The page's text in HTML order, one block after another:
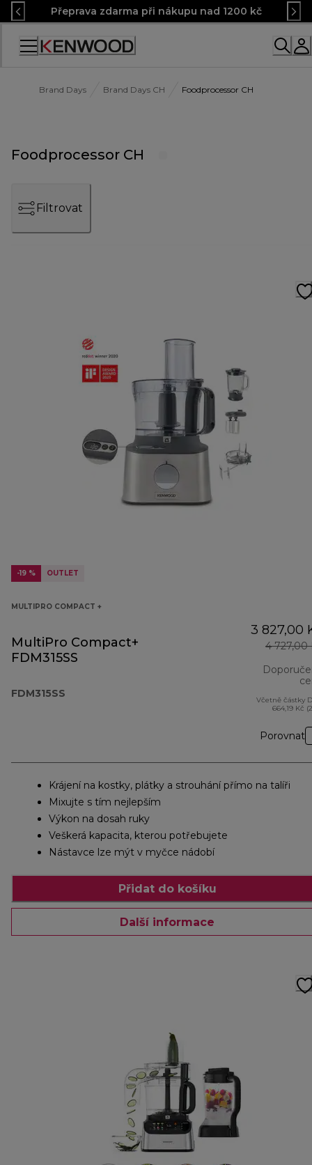
Skip
to
Content
Přeprava zdarma při nákupu nad 1200 kč
Accessibility
Brand Days Brand Days CH Foodprocessor CH
Foodprocessor CH
Filtrovat
-19 % OUTLET
MULTIPRO COMPACT +
MultiPro Compact+
FDM315SS
FDM315SS
3 827,00
4 727,00
Včetně částky
664,19 Kč
Porovnat
Krájení na kostky, plátky a strouhání přímo na talíři
Mixujte s tím nejlepším
Výkon na dosah ruky
Veškerá kapacita, kterou potřebujete
Nástavce lze mýt v myčce nádobí
Přidat do košíku
Další informace